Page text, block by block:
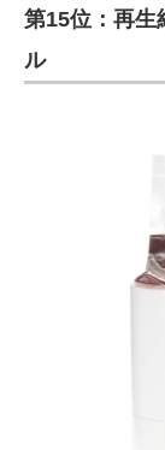
第15位：再
ル